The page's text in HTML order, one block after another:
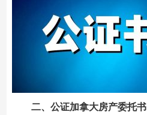
二、公证加拿大房产委托书